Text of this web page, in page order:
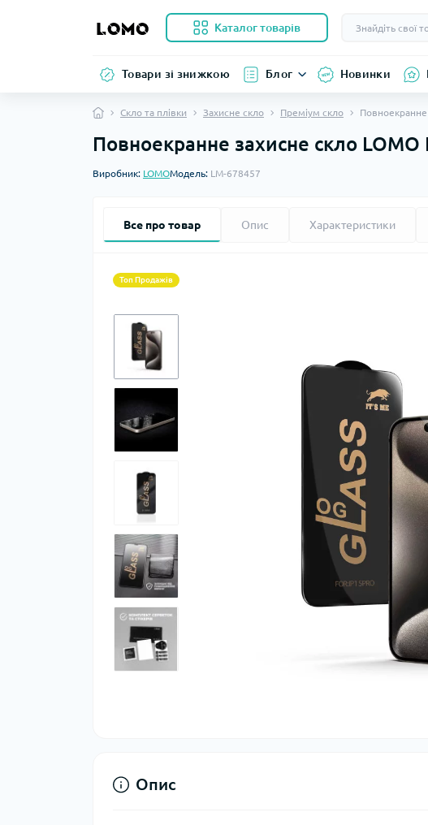
Каталог товарів
Товари зі знижкою Блог Новинки
Скло та плівки Захисне скло Преміум скло Повноекранне
Повноекранне захисне скло
Виробник: LOMOМодель: LM-678457
Все про товар Опис Характеристики
Топ Продажів
Опис